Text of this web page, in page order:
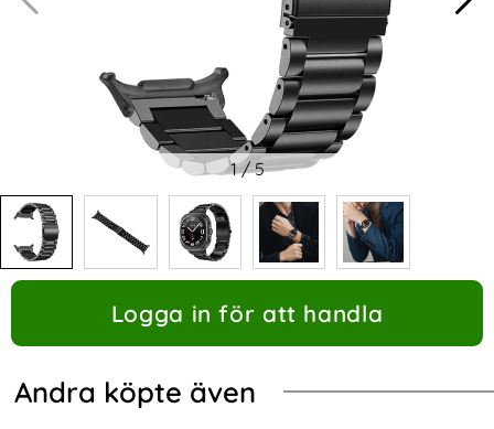
1/5
Logga in för att handla
Andra köpte även